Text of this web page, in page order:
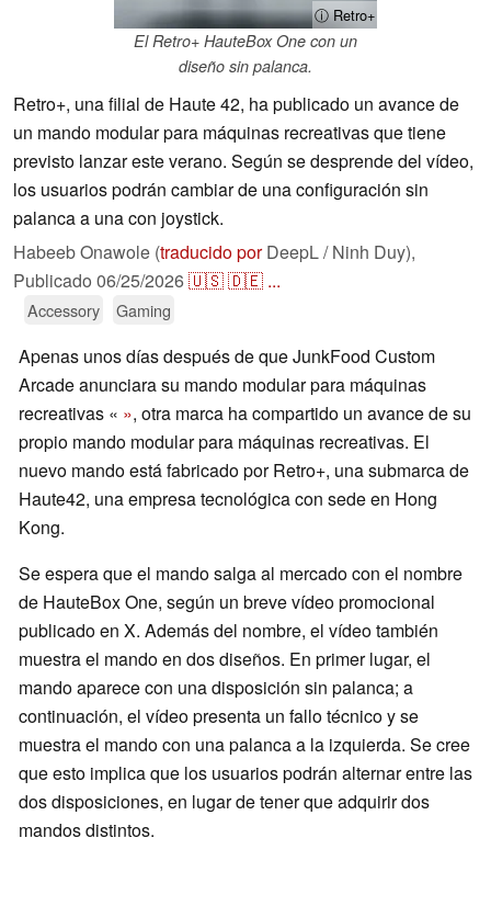
ⓘ Retro+
El Retro+ HauteBox One con un
diseño sin palanca.
Retro+, una filial de Haute 42, ha publicado un avance de
un mando modular para máquinas recreativas que tiene
previsto lanzar este verano. Según se desprende del vídeo,
los usuarios podrán cambiar de una configuración sin
palanca a una con joystick.
Habeeb Onawole (traducido porDeepL / Ninh Duy),
Publicado 06/25/2026🇺🇸🇩🇪 ...
Accessory Gaming
Apenas unos días después de que JunkFood Custom
Arcade anunciara su mando modular para máquinas
recreativas « », otra marca ha compartido un avance de su
propio mando modular para máquinas recreativas. El
nuevo mando está fabricado por Retro+, una submarca de
Haute42, una empresa tecnológica con sede en Hong
Kong.
Se espera que el mando salga al mercado con el nombre
de HauteBox One, según un breve vídeo promocional
publicado en X. Además del nombre, el vídeo también
muestra el mando en dos diseños. En primer lugar, el
mando aparece con una disposición sin palanca; a
continuación, el vídeo presenta un fallo técnico y se
muestra el mando con una palanca a la izquierda. Se cree
que esto implica que los usuarios podrán alternar entre las
dos disposiciones, en lugar de tener que adquirir dos
mandos distintos.